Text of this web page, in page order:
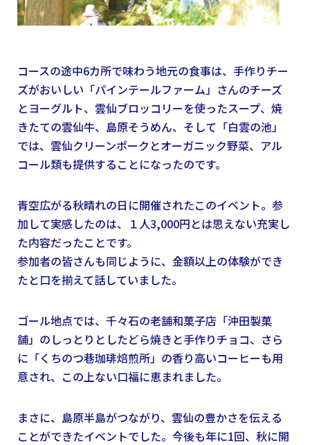
コースの途中6カ所で味わう地元の食事は、手作りチー
ズがおいしい「パインテールファーム」さんのチーズ
とヨーグルト、雲仙ブロッコリーを使ったスープ、焼
きたての雲仙牛、島原そうめん、そして「白雲の池」
では、雲仙クリーンポークとオーガニック野菜、アル
コール類も提供することになったのです。
青空広がる秋晴れの日に開催されたこのイベント。参
加して実感したのは、１人3,000円とは思えない充実し
た内容だったことです。
参加者の皆さんも同じように、金額以上の体験ができ
たと口を揃えて話していました。
ゴール地点では、千々石の老舗和菓子店「沖田製菓
舗」のしっとりとしたどら焼きと手作りチョコ、さら
に「くちのつ巷珈琲焙煎所」の香り高いコーヒーも用
意され、この上ない口福に恵まれました。
まさに、島原半島がつながり、雲仙の豊かさを伝える
ことができたイベントでした。今後も年に1回、秋に開